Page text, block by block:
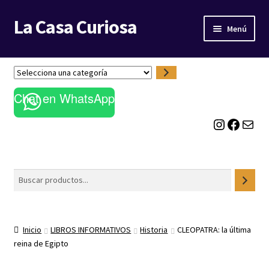
Ir
a
navegación
Ir
al
La Casa Curiosa Menú
LIBRERÍA
BLOG
S
e
l
e
a
c
Chat en WhatsApp
Instagram Facebook Correo electrónico
Buscar
Inicio LIBROS INFORMATIVOS Historia
CLEOPATRA: la última
reina de Egipto